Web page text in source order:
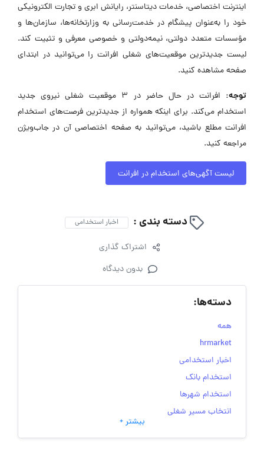
اینترنت اختصاصی، خدمات دیتاسنتر، رایانش ابری و تجارت الکترونیکی
خود را به‌عنوان پیشگام در خدمت‌رسانی به وزارتخانه‌ها، سازمان‌ها و
مؤسسات متعدد دولتی، نیمه‌دولتی و خصوصی معرفی و تثبیت کند.
لیست جدیدترین موقعیت‌های شغلی افرانت را می‌توانید در ابتدای
صفحه مشاهده کنید.
توجه:
افرانت در حال حاضر در ۳ موقعیت شغلی نیروی جدید
استخدام می‌کند. برای اینکه همواره از جدیدترین فرصت‌های استخدام
افرانت مطلع باشید، می‌توانید به صفحه اختصاصی آن در جاب‌ویژن
مراجعه کنید.
لیست آگهی‌های استخدام در افرانت
دسته بندی : اخبار استخدامی
اشتراک گذاری
بدون دیدگاه
دسته‌ها:
همه
hrmarket
اخبار استخدامی
استخدام بانک
استخدام شهرها
انتخاب مسیر شغلی
به‌روزرسانی‌های سایت (کارجویی)
بیشتر +